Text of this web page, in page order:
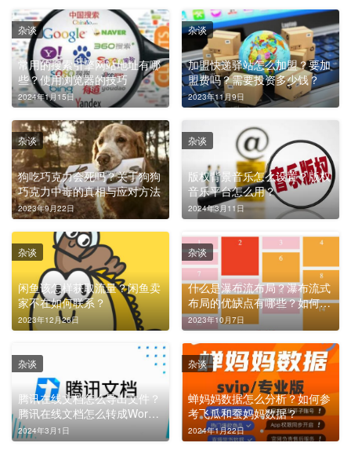
常用的搜索引擎网站地址有哪
些？使用浏览器的技巧
2024年1月15日
杂谈
加盟快递驿站怎么加盟？要加
盟费吗？需要投资多少钱？
2023年11月9日
杂谈
狗吃巧克力会死吗？关于狗狗
巧克力中毒的真相与应对方法
2023年9月22日
杂谈
版权背景音乐怎么设置？版权
音乐平台怎么用？
2024年3月11日
杂谈
闲鱼该怎样获取流量？闲鱼卖
家不在如何联系？
2023年12月26日
杂谈
什么是瀑布流布局？瀑布流式
布局的优缺点有哪些？如何优
化？
2023年10月7日
杂谈
腾讯在线文档怎么导出文件？
腾讯在线文档怎么转成Word
文档？
2024年3月1日
杂谈
蝉妈妈数据怎么分析？如何参
考飞瓜和蚕妈妈数据？
2024年1月22日
杂谈